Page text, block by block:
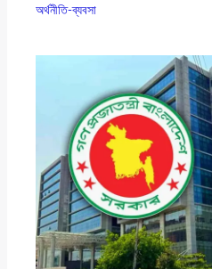
অর্থনীতি-ব্যবসা